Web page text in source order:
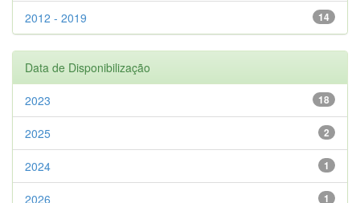
14
2012 - 2019
Data de Disponibilização
18
2023
2
2025
1
2024
1
2026